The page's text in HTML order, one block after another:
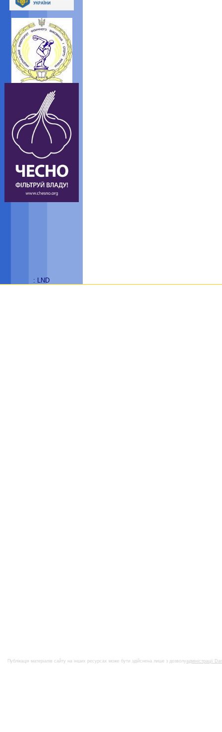
: LND
Публікація матеріалів сайту на інших ресурсах може бути здійснена лише з дозволуадміністрації